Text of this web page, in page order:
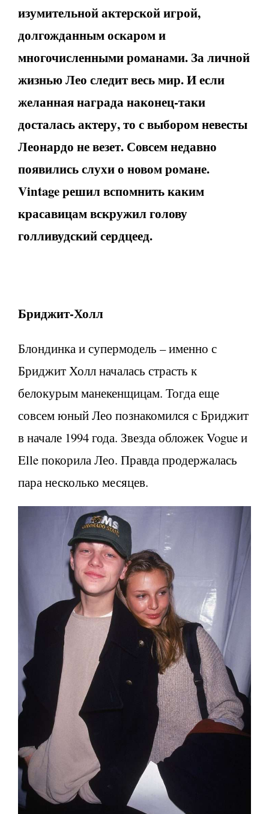
изумительной актерской игрой,
долгожданным оскаром и
многочисленными романами. За личной
жизнью Лео следит весь мир. И если
желанная награда наконец-таки
досталась актеру, то с выбором невесты
Леонардо не везет. Совсем недавно
появились слухи о новом романе.
Vintage решил вспомнить каким
красавицам вскружил голову
голливудский сердцеед.
Бриджит-Холл
Блондинка и супермодель – именно с
Бриджит Холл началась страсть к
белокурым манекенщицам. Тогда еще
совсем юный Лео познакомился с Бриджит
в начале 1994 года. Звезда обложек Vogue и
Elle покорила Лео. Правда продержалась
пара несколько месяцев.